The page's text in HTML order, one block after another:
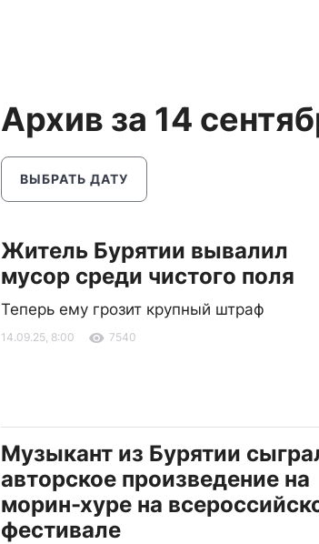
Архив за 14
ВЫБРАТЬ ДАТУ
Житель Бурятии вывалил
мусор среди чистого поля
Теперь ему грозит крупный штраф
14.09.25, 8:00 7540
Музыкант из Бурятии
авторское произведение на
морин-хуре на
фестивале